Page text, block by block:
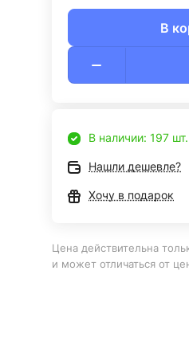
В
В наличии: 197 шт.
Нашли дешевле?
Хочу в подарок
Цена действительна
и может отличаться от